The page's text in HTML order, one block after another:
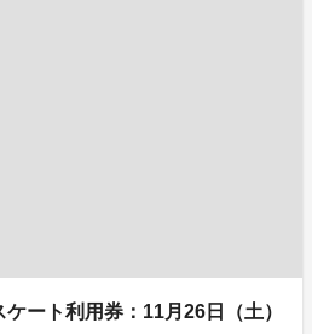
ート利用券：11月26日（土）